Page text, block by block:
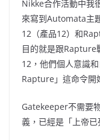
Nikke合作活動中我
來寫到Automata主
12（產品12）和
目的就是跟Rapture
12，他們個人意識
Rapture」這命令開
Gatekeeper不需要
義，已經是「上帝已